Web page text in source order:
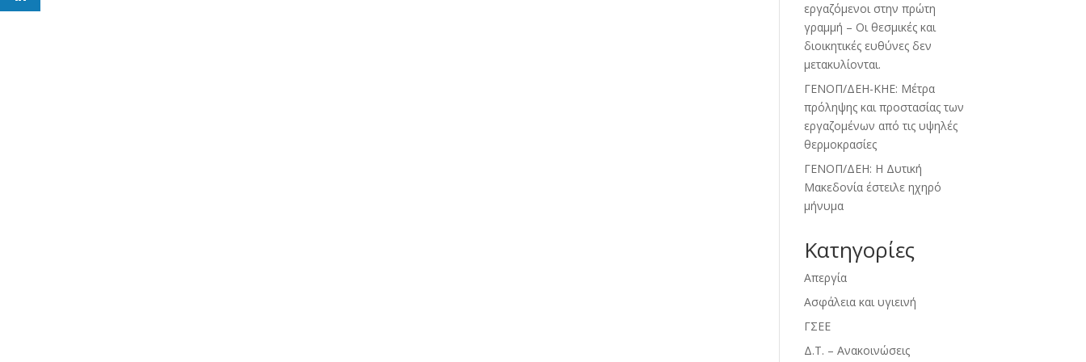
εργαζόμενοι στην πρώτη
γραμμή – Οι θεσμικές και
διοικητικές ευθύνες δεν
μετακυλίονται.
ΓΕΝΟΠ/ΔΕΗ-ΚΗΕ: Μέτρα
πρόληψης και προστασίας των
εργαζομένων από τις υψηλές
θερμοκρασίες
ΓΕΝΟΠ/ΔΕΗ: Η Δυτική
Μακεδονία έστειλε ηχηρό
μήνυμα
Kατηγορίες
Απεργία
Ασφάλεια και υγιεινή
ΓΣΕΕ
Δ.Τ. – Ανακοινώσεις